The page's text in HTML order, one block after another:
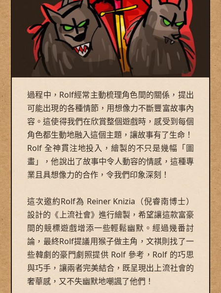
過程中，Rolf經常主動梳理角色間的關係，提出
可能出現的各種情節，用想像力不斷豐富故事內
容。這使得我們在欣賞整個遊戲時，感受到每個
角色都生動地融入這個主題，讓故事有了生命！
Rolf 全神貫注地投入，繪製的不只是幾幅「圖
畫」，他說出了故事中令人動容的情感，這種專
業且具想像力的合作，令我們印象深刻！
這次邀約Rolf為 Reiner Knizia（倪睿南博士）
設計的《上流社會》進行繪製，希望讓這款富豪
間的競標遊戲增添一些輕鬆幽默。經過幾番討
論，最終Rolf提議用猴子做主角，文祺則找了一
些韓劇的豪門劇照提供 Rolf 參考，Rolf 的巧思
與巧手，讓兩者完美結合，既呈現出上流社會的
奢華感，又不失幽默地嘲諷了他們！